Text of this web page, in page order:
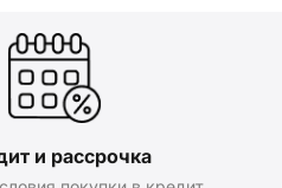
и рассрочка